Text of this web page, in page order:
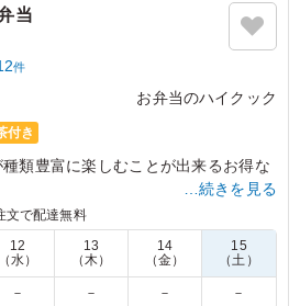
当
件
お弁当のハイクック
付き
類豊富に楽しむことが出来るお得な
っています。是非お試し下さい！
ホウジン ホウエイジ
溢れんばかり。そしてうまい。 チ
…続きを見る
文で配達無料
12
（水）
13
（木）
14
（金）
15
（土）
－ － － －